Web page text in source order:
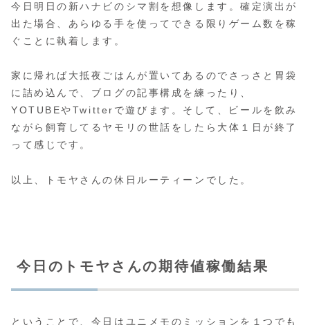
今日明日の新ハナビのシマ割を想像します。確定演出が
出た場合、あらゆる手を使ってできる限りゲーム数を稼
ぐことに執着します。
家に帰れば大抵夜ごはんが置いてあるのでさっさと胃袋
に詰め込んで、ブログの記事構成を練ったり、
YOTUBEやTwitterで遊びます。そして、ビールを飲み
ながら飼育してるヤモリの世話をしたら大体１日が終了
って感じです。
以上、トモヤさんの休日ルーティーンでした。
今日のトモヤさんの期待値稼働結果
ということで、今日はユニメモのミッションを１つでも